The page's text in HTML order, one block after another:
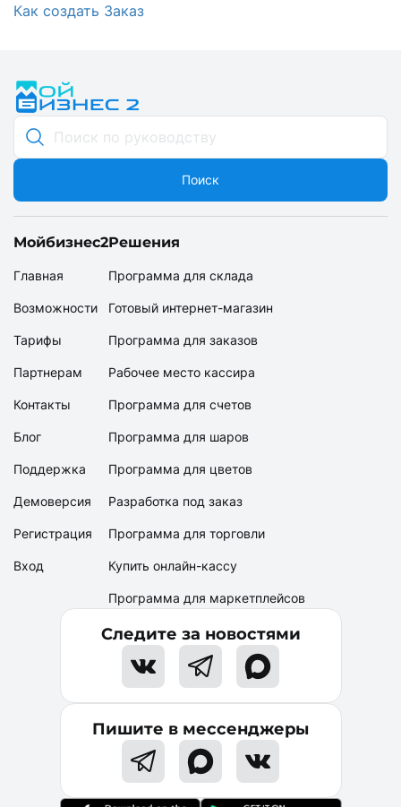
Как создать Заказ
Поиск
Мойбизнес2
Главная
Возможности
Тарифы
Партнерам
Контакты
Блог
Поддержка
Демоверсия
Регистрация
Вход
Решения
Программа для склада
Готовый интернет-магазин
Программа для заказов
Рабочее место кассира
Программа для счетов
Программа для шаров
Программа для цветов
Разработка под заказ
Программа для торговли
Купить онлайн-кассу
Программа для маркетплейсов
Следите за новостями
Пишите в мессенджеры